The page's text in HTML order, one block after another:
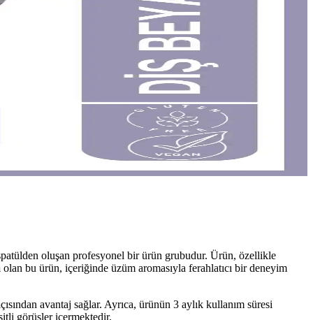
oluşan profesyonel bir ürün grubudur. Ürün, özellikle
bu ürün, içeriğinde üzüm aromasıyla ferahlatıcı bir deneyim
avantaj sağlar. Ayrıca, ürünün 3 aylık kullanım süresi
görüşler içermektedir.